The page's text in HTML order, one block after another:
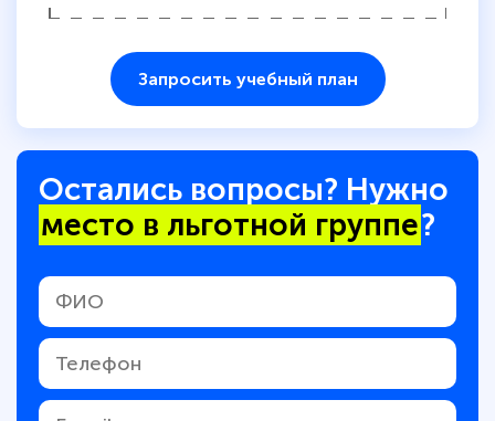
Запросить учебный план
Остались вопросы? Нужно
место в льготной группе?